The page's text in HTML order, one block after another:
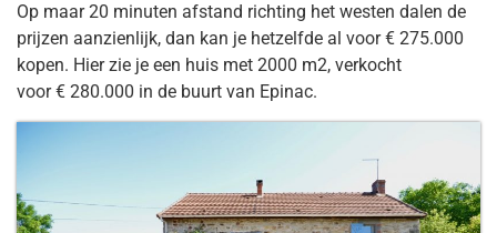
Op maar 20 minuten afstand richting het westen dalen de
prijzen aanzienlijk, dan kan je hetzelfde al voor € 275.000
kopen. Hier zie je een huis met 2000 m2, verkocht
voor € 280.000 in de buurt van Epinac.